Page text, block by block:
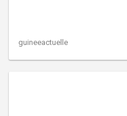
guineeactuelle